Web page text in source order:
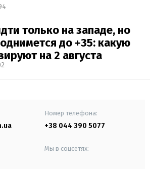
только на западе, но
до +35: какую
на 2 августа
Номер телефона:
+38 044 390 5077
Мы в соцсетях: